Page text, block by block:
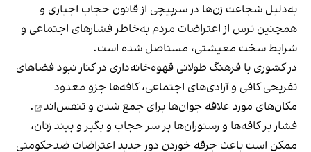
به‌دلیل شجاعت زن‌ها در سرپیچی از قانون حجاب اجباری و
همچنین ترس از اعتراضات مردم به‌خاطر فشارهای اجتماعی و
شرایط سخت معیشتی، مستاصل شده است.
در کشوری با فرهنگ طولانی قهوه‌‌خانه‌داری در کنار نبود فضاهای
تفریحی کافی و آزادی‌های اجتماعی، کافه‌ها جزو معدود
مکان‌های مورد علاقه جوان‌ها برای جمع شدن و تنفس‌اند
.
فشار بر کافه‌ها و رستوران‌ها بر سر حجاب و بگیر و ببند زنان،
ممکن است باعث جرقه خوردن دور جدید اعتراضات ضدحکومتی